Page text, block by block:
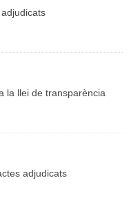
la llei de transparència
adjudicats